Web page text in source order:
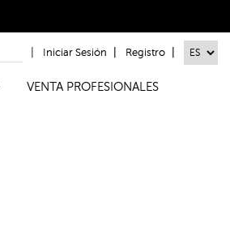
Iniciar Sesión Registro
VENTA PROFESIONALES